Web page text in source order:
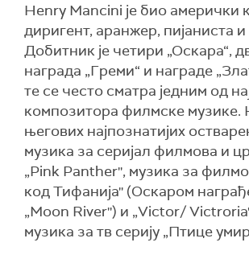
Henry Mancini је био амерички
диригент, аранжер, пијаниста
Добитник је четири „Оскара“,
награда „Греми“ и награде
те се често сматра једним од
композитора филмске музике.
његових најпознатијих
музика за серијал филмова и
„Pink Panther'', музика за
код Тифанија'' (Оскаром
„Moon River'') и „Victor/
музика за тв серију „Птице